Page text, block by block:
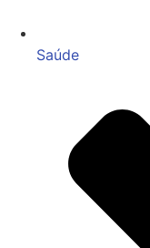
Saúde